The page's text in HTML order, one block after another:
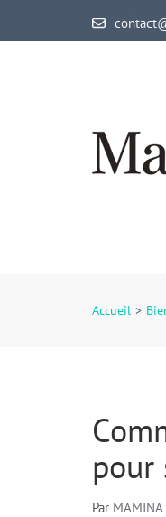
au
Accueil >
pour
Par MAMINA